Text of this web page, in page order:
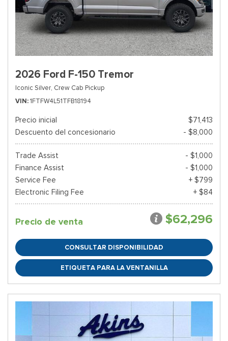
2026 Ford F-150 Tremor
Iconic Silver, Crew Cab Pickup
VIN 1FTFW4L51TFB18194
Precio inicial
$71,413
Descuento del concesionario
- $8,000
Trade Assist
- $1,000
Finance Assist
- $1,000
Service Fee
+ $799
Electronic Filing Fee
+ $84
Precio de venta $62,296
CONSULTAR DISPONIBILIDAD
ETIQUETA PARA LA VENTANILLA